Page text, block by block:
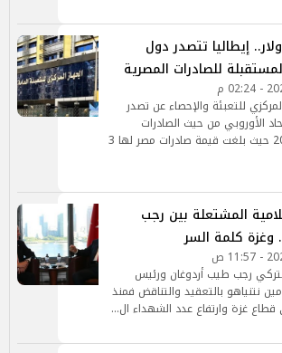
دولار.. إيطاليا تتصدر دول
للصادرات المصرية
للتعبئة والإحصاء عن تصدر
الأوروبي من حيث الصادرات
المصرية خلال عام 2023 حيث بلغت قيمة صادرات مصر لها 3
المشتعلة بين رجب
وغزة كلمة السر
رجب طيب أردوغان ورئيس
نتنياهو بالتعقيد والتناقض فمنذ
قطاع غزة وارتفاع عدد الشهداء ال…